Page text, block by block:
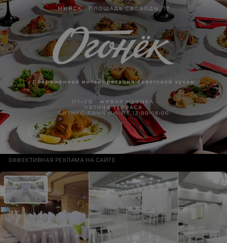
ЭФФЕКТИВНАЯ РЕКЛАМА НА САЙТЕ